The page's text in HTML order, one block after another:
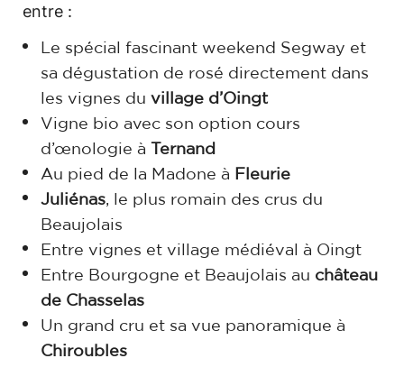
entre :
Le spécial fascinant weekend Segway et
sa dégustation de rosé directement dans
les vignes du village d’Oingt
Vigne bio avec son option cours
d’œnologie à
Ternand
Au pied de la Madone à Fleurie
Juliénas, le plus romain des crus du
Beaujolais
Entre vignes et village médiéval à Oingt
Entre Bourgogne et Beaujolais au château
de Chasselas
Un grand cru et sa vue panoramique à
Chiroubles